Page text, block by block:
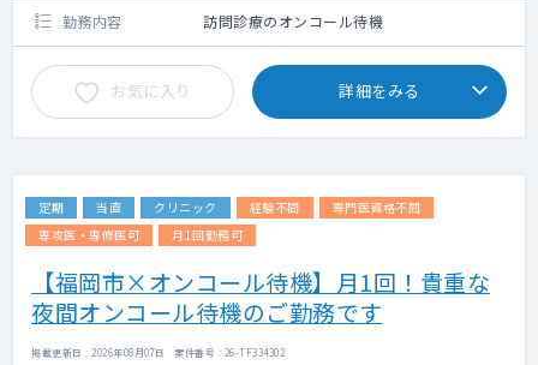
勤務内容 訪問診療のオンコール待機
お気に入り 詳細をみる
定期 当直 クリニック 経験不問
専門医資格不問
専攻医・専修医可
月1回勤務可
【福岡市×オンコール待機】月1回！貴重な
夜間オンコール待機のご勤務です
掲載更新日 : 2026年08月07日 案件番号 : 26-TF334302